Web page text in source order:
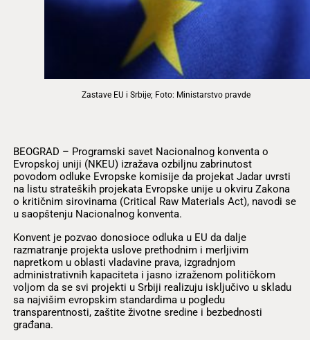
Zastave EU i Srbije; Foto: Ministarstvo pravde
BEOGRAD – Programski savet Nacionalnog konventa o
Evropskoj uniji (NKEU) izražava ozbiljnu zabrinutost
povodom odluke Evropske komisije da projekat Jadar uvrsti
na listu strateških projekata Evropske unije u okviru Zakona
o kritičnim sirovinama (Critical Raw Materials Act), navodi se
u saopštenju Nacionalnog konventa.
Konvent je pozvao donosioce odluka u EU da dalje
razmatranje projekta uslove prethodnim i merljivim
napretkom u oblasti vladavine prava, izgradnjom
administrativnih kapaciteta i jasno izraženom političkom
voljom da se svi projekti u Srbiji realizuju isključivo u skladu
sa najvišim evropskim standardima u pogledu
transparentnosti, zaštite životne sredine i bezbednosti
građana.